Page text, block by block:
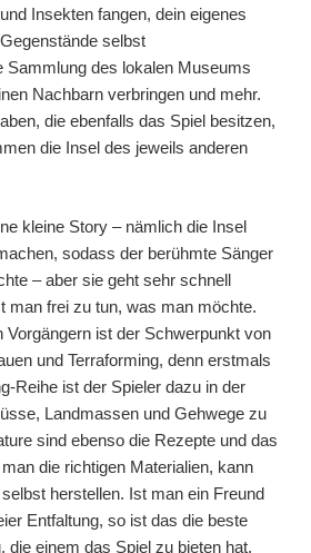
Insekten fangen, dein eigenes
selbst
Sammlung des lokalen Museums
Nachbarn verbringen und mehr.
die ebenfalls das Spiel besitzen,
die Insel des jeweils anderen
kleine Story – nämlich die Insel
sodass der berühmte Sänger
– aber sie geht sehr schnell
man frei zu tun, was man möchte.
Vorgängern ist der Schwerpunkt von
und Terraforming, denn erstmals
Reihe ist der Spieler dazu in der
Landmassen und Gehwege zu
sind ebenso die Rezepte und das
die richtigen Materialien, kann
herstellen. Ist man ein Freund
Entfaltung, so ist das die beste
die einem das Spiel zu bieten hat.